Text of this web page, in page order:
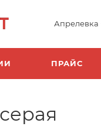
Апрелевка
ПРАЙС